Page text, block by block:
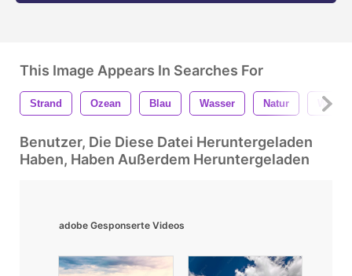
This Image Appears In Searches For
Strand Ozean Blau Wasser Natur Welle
Benutzer, Die Diese Datei Heruntergeladen
Haben, Haben Außerdem Heruntergeladen
adobe Gesponserte Videos